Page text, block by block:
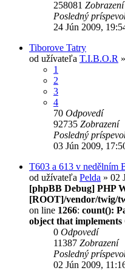
258081 Zobrazení
Posledný
24 Jún 2009,
Tiborove Tatry
od užívateľa T.I.B.O.R
1
2
3
4
70 Odpovedí
92735 Zobrazení
Posledný
03 Jún 2009,
T603 a 613 v nedělním
od užívateľa Pelda » 02
[phpBB Debug] PHP
[ROOT]/vendor/twig/
on line 1266: count():
object that implements
0 Odpovedí
11387 Zobrazení
Posledný
02 Jún 2009,